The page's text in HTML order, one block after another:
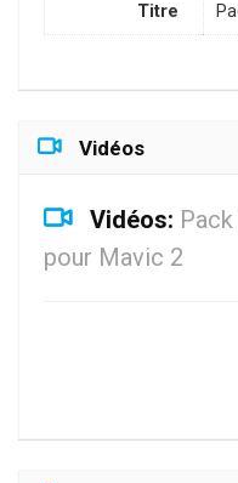
Titre
Vidéos
Vidéos:
pour Mavic 2